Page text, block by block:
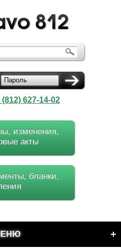
Пароль
(812) 627-14-02
изменения,
акты
бланки,